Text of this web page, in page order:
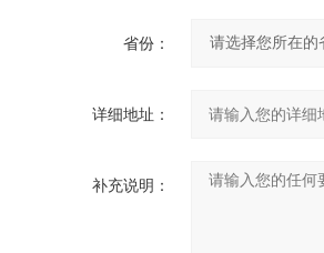
省份：
详细地址：
补充说明：